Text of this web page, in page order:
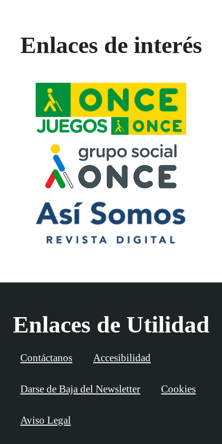
Enlaces de interés
Enlaces de Utilidad
Contáctanos Accesibilidad
Darse de Baja del Newsletter Cookies
Aviso Legal